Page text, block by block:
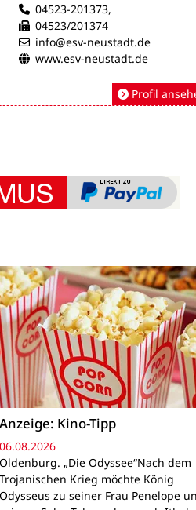
04523-201373,
04523/201374
info@esv-neustadt.de
www.esv-neustadt.de
Profil
Anzeige: Kino-Tipp
06.08.2026
Oldenburg. „Die Odyssee“Nach dem
Trojanischen Krieg möchte König
Odysseus zu seiner Frau Penelope